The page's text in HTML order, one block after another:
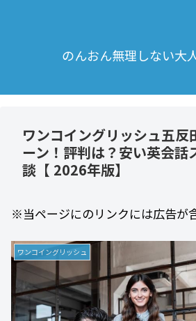
のんおん無理しない大
ワンコイングリッシュ五反
ーン！評判は？安い英会話
談【 2026年版】
※当ページにのリンクには広告が
ワンコイングリッシュ